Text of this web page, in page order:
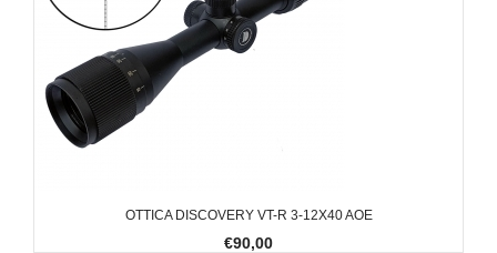
OTTICA DISCOVERY VT-R 3-12X40 AOE
€90,00